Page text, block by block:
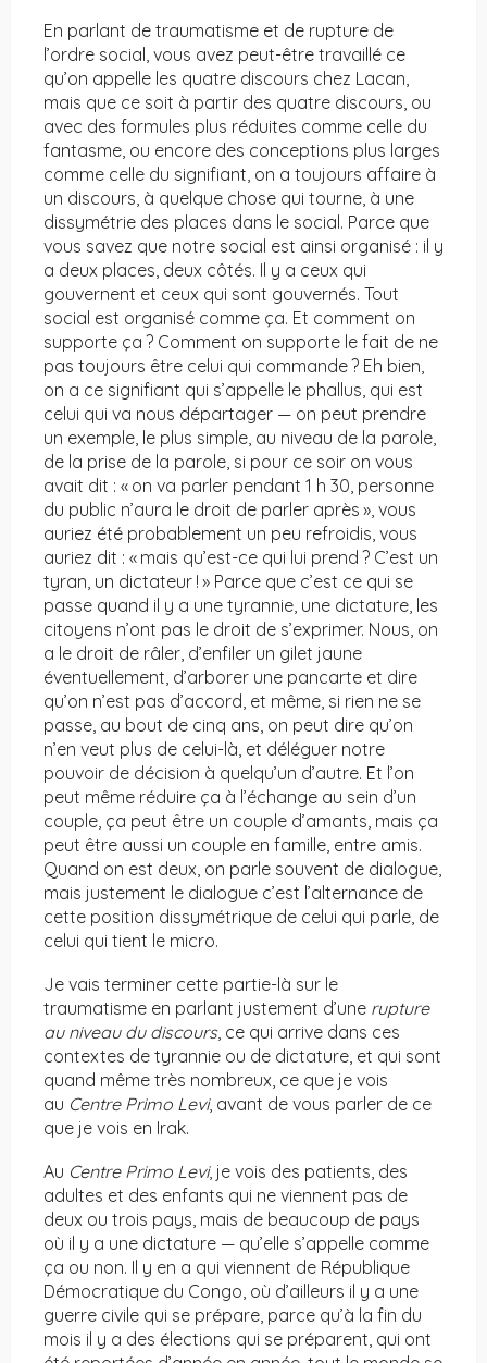
En parlant de traumatisme et de rupture de
l’ordre social, vous avez peut-être travaillé ce
qu’on appelle les quatre discours chez Lacan,
mais que ce soit à partir des quatre discours, ou
avec des formules plus réduites comme celle du
fantasme, ou encore des conceptions plus larges
comme celle du signifiant, on a toujours affaire à
un discours, à quelque chose qui tourne, à une
dissymétrie des places dans le social. Parce que
vous savez que notre social est ainsi organisé : il y
a deux places, deux côtés. Il y a ceux qui
gouvernent et ceux qui sont gouvernés. Tout
social est organisé comme ça. Et comment on
supporte ça ? Comment on supporte le fait de ne
pas toujours être celui qui commande ? Eh bien,
on a ce signifiant qui s’appelle le phallus, qui est
celui qui va nous départager — on peut prendre
un exemple, le plus simple, au niveau de la parole,
de la prise de la parole, si pour ce soir on vous
avait dit : « on va parler pendant 1 h 30, personne
du public n’aura le droit de parler après », vous
auriez été probablement un peu refroidis, vous
auriez dit : « mais qu’est-ce qui lui prend ? C’est un
tyran, un dictateur ! » Parce que c’est ce qui se
passe quand il y a une tyrannie, une dictature, les
citoyens n’ont pas le droit de s’exprimer. Nous, on
a le droit de râler, d’enfiler un gilet jaune
éventuellement, d’arborer une pancarte et dire
qu’on n’est pas d’accord, et même, si rien ne se
passe, au bout de cinq ans, on peut dire qu’on
n’en veut plus de celui-là, et déléguer notre
pouvoir de décision à quelqu’un d’autre. Et l’on
peut même réduire ça à l’échange au sein d’un
couple, ça peut être un couple d’amants, mais ça
peut être aussi un couple en famille, entre amis.
Quand on est deux, on parle souvent de dialogue,
mais justement le dialogue c’est l’alternance de
cette position dissymétrique de celui qui parle, de
celui qui tient le micro.
Je vais terminer cette partie-là sur le
traumatisme en parlant justement d’une rupture
au niveau du discours, ce qui arrive dans ces
contextes de tyrannie ou de dictature, et qui sont
quand même très nombreux, ce que je vois
au Centre Primo Levi, avant de vous parler de ce
que je vois en Irak.
Au Centre Primo Levi, je vois des patients, des
adultes et des enfants qui ne viennent pas de
deux ou trois pays, mais de beaucoup de pays
où il y a une dictature — qu’elle s’appelle comme
ça ou non. Il y en a qui viennent de République
Démocratique du Congo, où d’ailleurs il y a une
guerre civile qui se prépare, parce qu’à la fin du
mois il y a des élections qui se préparent, qui ont